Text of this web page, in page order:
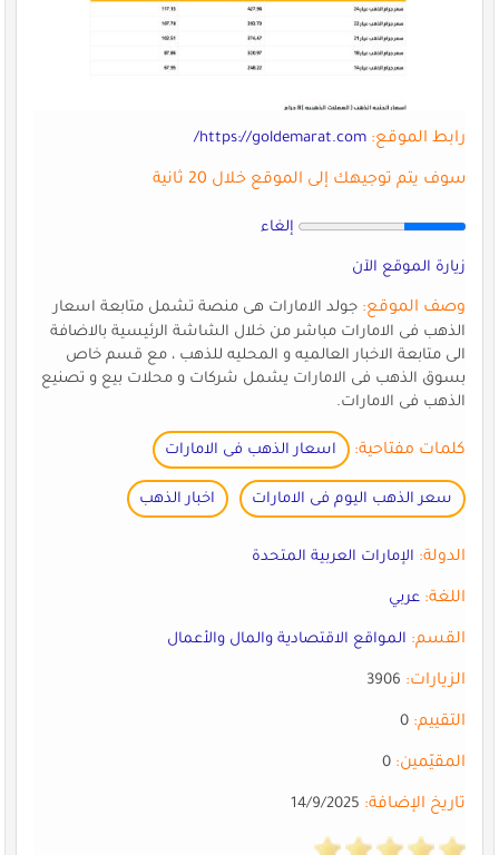
رابط الموقع: https://goldemarat.com/
سوف يتم توجيهك إلى الموقع خلال 20 ثانية
إلغاء
زيارة الموقع الآن
وصف الموقع:جولد الامارات هى منصة تشمل متابعة اسعار
الذهب فى الامارات مباشر من خلال الشاشة الرئيسية بالاضافة
الى متابعة الاخبار العالميه و المحليه للذهب ، مع قسم خاص
بسوق الذهب فى الامارات يشمل شركات و محلات بيع و تصنيع
الذهب فى الامارات.
كلمات مفتاحية: اسعار الذهب فى الامارات
سعر الذهب اليوم فى الامارات اخبار الذهب
الدولة: الإمارات العربية المتحدة
اللغة: عربي
القسم: المواقع الاقتصادية والمال والأعمال
الزيارات:3906
التقييم:0
المقيّمين:0
تاريخ الإضافة:14/9/2025